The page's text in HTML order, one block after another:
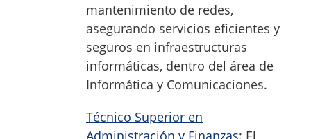
mantenimiento de redes,
asegurando servicios eficientes y
seguros en infraestructuras
informáticas, dentro del área de
Informática y Comunicaciones.
Técnico Superior en
Administración y Finanzas: El